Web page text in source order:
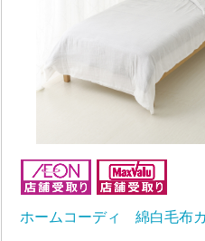
ホームコーディ 綿白毛布